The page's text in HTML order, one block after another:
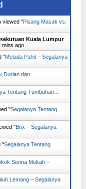
viewed "Pisang Masak vs.
Kuala Lumpur
mins ago
"Melada Pahit – Segalanya
Durian dan
Tentang Tumbuhan… –
"Segalanya Tentang
"Brix – Segalanya
"Segalanya Tentang
Senna Mekah –
Lemang – Segalanya